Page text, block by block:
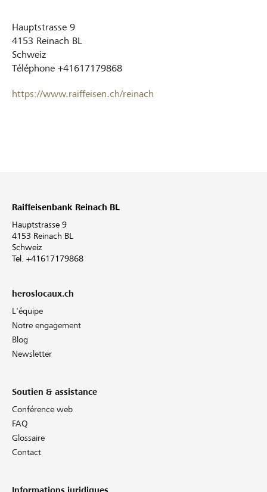
Hauptstrasse 9
4153 Reinach BL
Schweiz
Téléphone +41617179868
https://www.raiffeisen.ch/reinach
Raiffeisenbank Reinach BL
Hauptstrasse 9
4153 Reinach BL
Schweiz
Tel. +41617179868
heroslocaux.ch
L'équipe
Notre engagement
Blog
Newsletter
Soutien & assistance
Conférence web
FAQ
Glossaire
Contact
Informations juridiques